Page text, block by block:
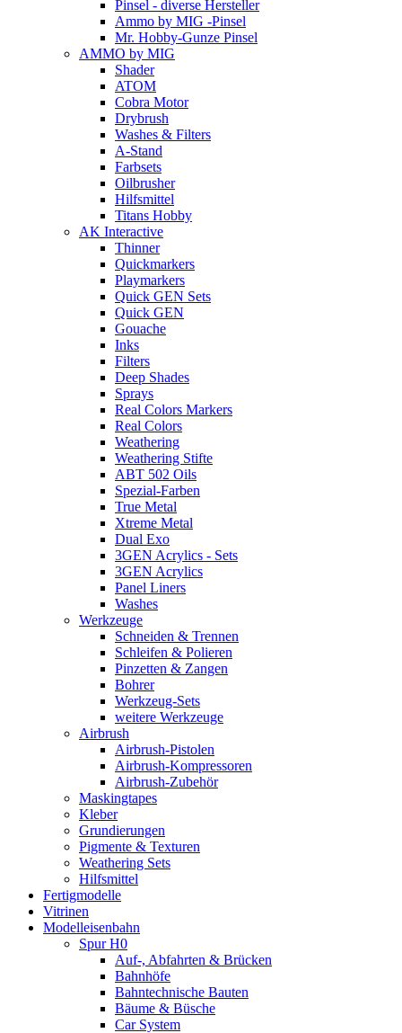
Pinsel - diverse Hersteller
Ammo by MIG -Pinsel
Mr. Hobby-Gunze Pinsel
AMMO by MIG
Shader
ATOM
Cobra Motor
Drybrush
Washes & Filters
A-Stand
Farbsets
Oilbrusher
Hilfsmittel
Titans Hobby
AK Interactive
Thinner
Quickmarkers
Playmarkers
Quick GEN Sets
Quick GEN
Gouache
Inks
Filters
Deep Shades
Sprays
Real Colors Markers
Real Colors
Weathering
Weathering Stifte
ABT 502 Oils
Spezial-Farben
True Metal
Xtreme Metal
Dual Exo
3GEN Acrylics - Sets
3GEN Acrylics
Panel Liners
Washes
Werkzeuge
Schneiden & Trennen
Schleifen & Polieren
Pinzetten & Zangen
Bohrer
Werkzeug-Sets
weitere Werkzeuge
Airbrush
Airbrush-Pistolen
Airbrush-Kompressoren
Airbrush-Zubehör
Maskingtapes
Kleber
Grundierungen
Pigmente & Texturen
Weathering Sets
Hilfsmittel
Fertigmodelle
Vitrinen
Modelleisenbahn
Spur H0
Auf-, Abfahrten & Brücken
Bahnhöfe
Bahntechnische Bauten
Bäume & Büsche
Car System